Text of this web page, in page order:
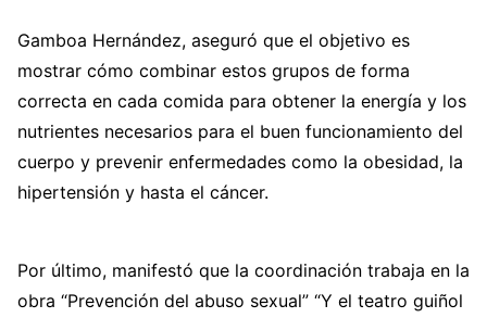
Gamboa Hernández, aseguró que el objetivo es
mostrar cómo combinar estos grupos de forma
correcta en cada comida para obtener la energía y los
nutrientes necesarios para el buen funcionamiento del
cuerpo y prevenir enfermedades como la obesidad, la
hipertensión y hasta el cáncer.
Por último, manifestó que la coordinación trabaja en la
obra “Prevención del abuso sexual” “Y el teatro guiñol